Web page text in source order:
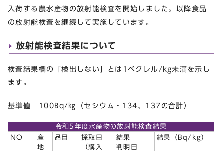
入荷する農水産物の放射能検査を開始しました。以降食品
の放射能検査を継続して実施しています。
放射能検査結果について
検査結果欄の「検出しない」とは1ベクレル/kg未満を示し
ます。
基準値 100Bq/㎏（セシウム‐134、137の合計）
令和5年度水産物の放射能検査結果
NO
産
地
品目
採取日
（購入
結果
判明日
結果（Bq/kg）